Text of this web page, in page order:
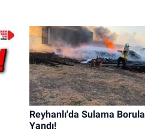
Reyhanlı'da Sulama
Yandı!